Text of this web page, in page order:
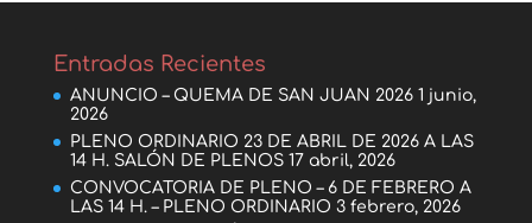
Entradas Recientes
ANUNCIO – QUEMA DE SAN JUAN 2026 1 junio,
2026
PLENO ORDINARIO 23 DE ABRIL DE 2026 A LAS
14 H. SALÓN DE PLENOS 17 abril, 2026
CONVOCATORIA DE PLENO – 6 DE FEBRERO A
LAS 14 H. – PLENO ORDINARIO 3 febrero, 2026